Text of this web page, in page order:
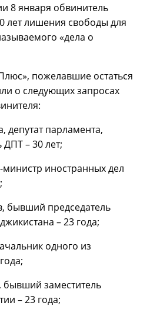
8 января обвинитель
лет лишения свободы для
«дела о
пожелавшие остаться
о следующих запросах
депутат парламента,
– 30 лет;
иностранных дел
бывший председатель
– 23 года;
одного из
заместитель
– 23 года;